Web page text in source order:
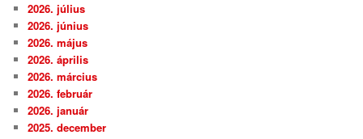
2026. július
2026. június
2026. május
2026. április
2026. március
2026. február
2026. január
2025. december